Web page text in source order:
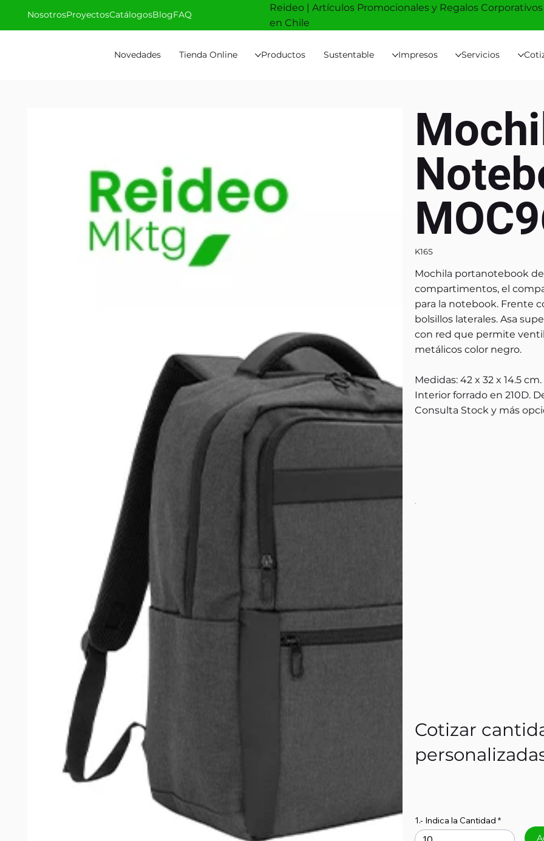
Novedades Tienda Online Productos Sustentable Impresos Servicios
NosotrosProyectosCatálogosBlogFAQ
Reideo | Artículos Promocionales y Regalos Corporativos
en Chile
K16S
Mochila portanotebook
compartimentos, el
para la notebook. Frente
bolsillos laterales. Asa
con red que permite
metálicos color negro.
Medidas: 42 x 32 x 14.5
Interior forrado en 210D.
Consulta Stock y más
Cotizar
1.- Indica la Cantidad